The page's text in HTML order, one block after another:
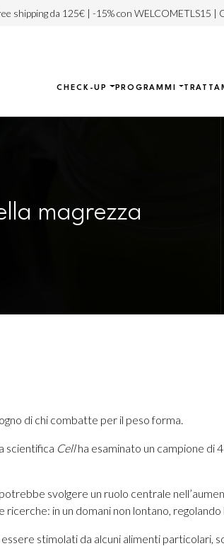
shipping da 125€ | -15% con WELCOMETLS15
CHECK-UP PROGRAMMI
magrezza
di chi combatte per il peso forma.
scientifica Cellha esaminato un campione di
svolgere un ruolo centrale
in un domani non lontano,
stimolati da alcuni alimenti particolari,